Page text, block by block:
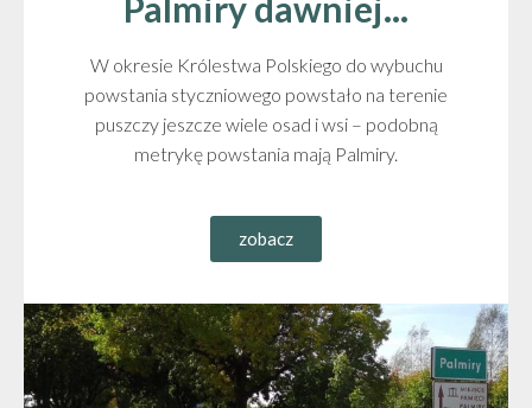
W okresie Królestwa Polskiego do wybuchu
powstania styczniowego powstało na terenie
puszczy jeszcze wiele osad i wsi – podobną
metrykę powstania mają Palmiry.
zobacz